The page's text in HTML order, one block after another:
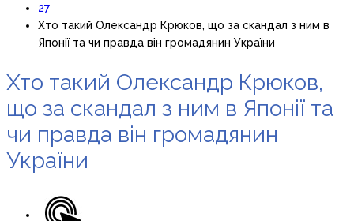
27
Хто такий Олександр Крюков, що за скандал з ним в
Японії та чи правда він громадянин України
Хто такий Олександр Крюков,
що за скандал з ним в Японії та
чи правда він громадянин
України